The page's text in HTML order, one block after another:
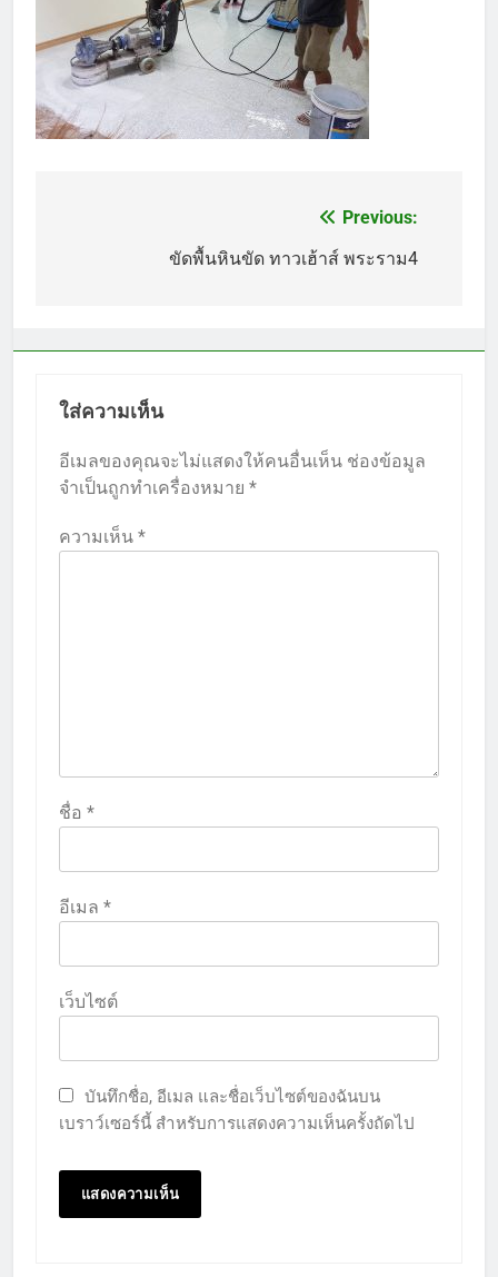
Previous:
ขัดพื้นหินขัด ทาวเฮ้าส์ พระราม4
ใส่ความเห็น
อีเมลของคุณจะไม่แสดงให้คนอื่นเห็น ช่องข้อมูล
จำเป็นถูกทำเครื่องหมาย *
ความเห็น *
ชื่อ *
อีเมล *
เว็บไซต์
บันทึกชื่อ, อีเมล และชื่อเว็บไซต์ของฉันบน
เบราว์เซอร์นี้ สำหรับการแสดงความเห็นครั้งถัดไป